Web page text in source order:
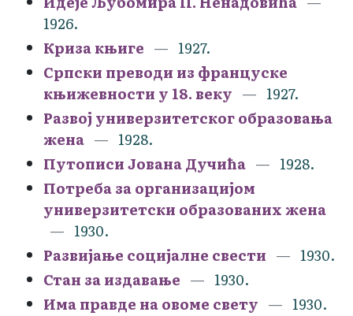
1926.
Криза књиге
1927.
Српски преводи из француске
књижевности у 18. веку
1927.
Развој универзитетског образовања
жена
1928.
Путописи Јована Дучића
1928.
Потреба за организацијом
универзитетски образованих жена
1930.
Развијање социјалне свести
1930.
Стан за издавање
1930.
Има правде на овоме свету
1930.